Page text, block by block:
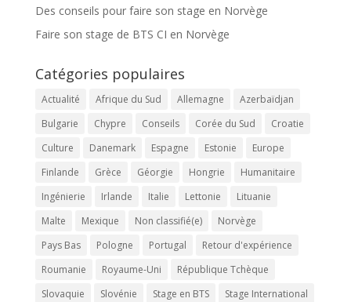
Des conseils pour faire son stage en Norvège
Faire son stage de BTS CI en Norvège
Catégories populaires
Actualité Afrique du Sud Allemagne
Azerbaïdjan
Bulgarie
Chypre Conseils Corée du Sud
Croatie
Culture
Danemark Espagne Estonie
Europe
Finlande
Grèce Géorgie Hongrie
Humanitaire
Ingénierie
Irlande Italie Lettonie
Lituanie
Malte
Mexique Non classifié(e)
Norvège
Pays Bas
Pologne Portugal
Retour d'expérience
Roumanie
Royaume-Uni
République Tchèque
Slovaquie
Slovénie Stage en BTS
Stage International